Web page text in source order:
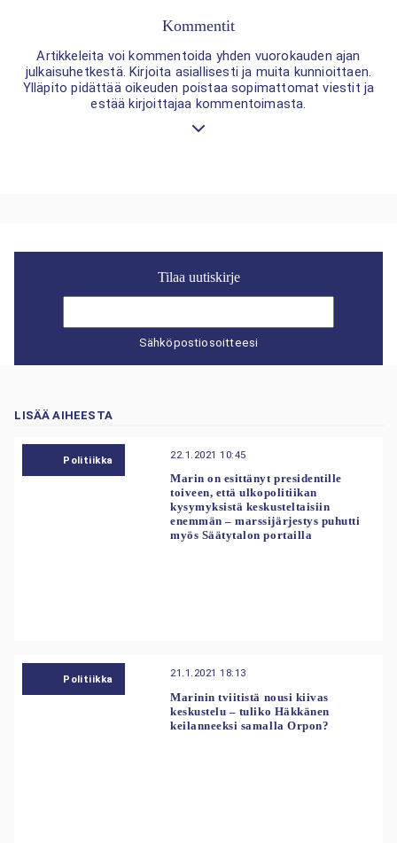
Kommentit
Artikkeleita voi kommentoida yhden vuorokauden ajan
julkaisuhetkestä. Kirjoita asiallisesti ja muita kunnioittaen.
Ylläpito pidättää oikeuden poistaa sopimattomat viestit ja
estää kirjoittajaa kommentoimasta.
Tilaa uutiskirje
Sähköpostiosoitteesi
LISÄÄ AIHEESTA
Politiikka 22.1.2021 10:45
Marin on esittänyt presidentille
toiveen, että ulkopolitiikan
kysymyksistä keskusteltaisiin
enemmän – marssijärjestys puhutti
myös Säätytalon portailla
Politiikka 21.1.2021 18:13
Marinin tviitistä nousi kiivas
keskustelu – tuliko Häkkänen
keilanneeksi samalla Orpon?